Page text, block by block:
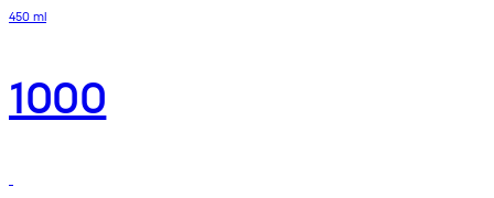
450 ml
1000